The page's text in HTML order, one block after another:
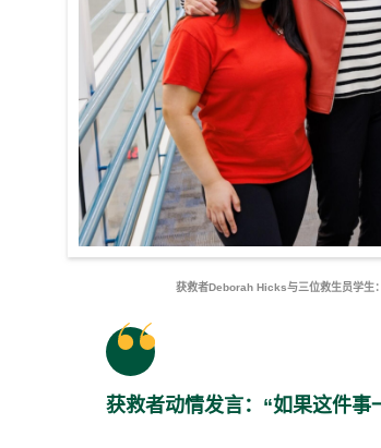
获救者Deborah Hicks与三位救生员学
获救者动情发言：“如果这件事